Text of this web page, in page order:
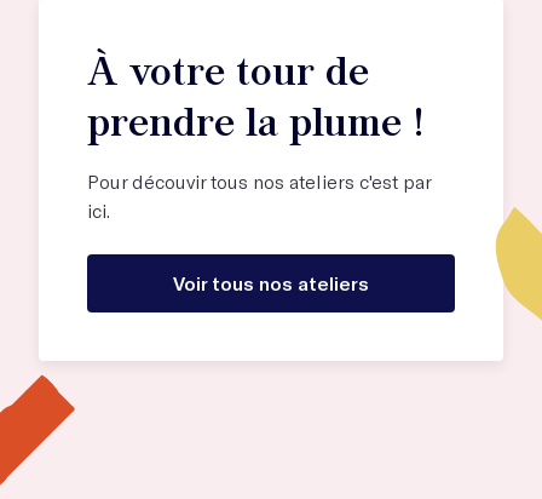
À votre tour de
prendre la plume !
Pour découvir tous nos ateliers c'est par
ici.
Voir tous nos ateliers